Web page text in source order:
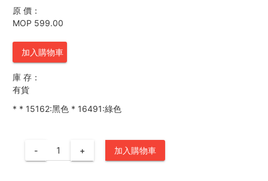
原 價：
MOP 599.00
加入購物車
庫 存：
有貨
* * 15162:黑色 * 16491:綠色
- + 加入購物車